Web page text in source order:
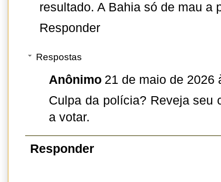
resultado. A Bahia só de mau a
Responder
Respostas
Anônimo 21 de maio de 2026
Culpa da polícia? Reveja seu
a votar.
Responder